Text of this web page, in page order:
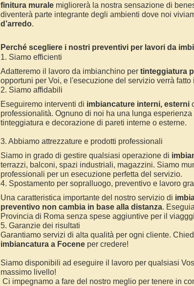
finitura murale migliorerà la nostra sensazione di
diventerà parte integrante degli ambienti dove noi
d’arredo.
Perché scegliere i nostri preventivi per lavori da
1. Siamo efficienti
Adatteremo il lavoro da imbianchino per tinteggiatura
opportuni per Voi, e l'esecuzione del servizio verrà
2. Siamo affidabili
Eseguiremo interventi di imbiancature interni, esterni
professionalità. Ognuno di noi ha una lunga esperienza
tinteggiatura e decorazione di pareti interne o esterne.
3. Abbiamo attrezzature e prodotti professionali
Siamo in grado di gestire qualsiasi operazione di
terrazzi, balconi, spazi industriali, magazzini. Siamo
professionali per un esecuzione perfetta del servizio.
4. Spostamento per sopralluogo, preventivo e lavoro
Una caratteristica importante del nostro servizio di
preventivo non cambia in base alla distanza.
Provincia di Roma senza spese aggiuntive per il
5. Garanzie dei risultati
Garantiamo servizi di alta qualità per ogni cliente.
imbiancatura a Focene per credere!
Siamo disponibili ad eseguire il lavoro per qualsiasi
massimo livello!
Ci impegnamo a fare del nostro meglio per tenere in